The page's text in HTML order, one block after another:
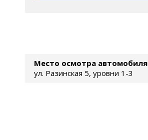
Место осмотра
ул. Разинская 5, уровни 1-3